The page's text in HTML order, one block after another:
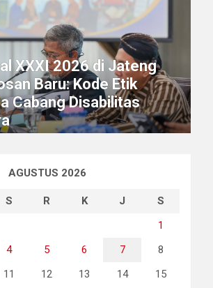
XXXI 2026 di Jateng
Baru: Kode Etik
Cabang Disabilitas
AGUSTUS 2026
S R K J
S
1
4 5 6 7
8
11 12 13 14
15